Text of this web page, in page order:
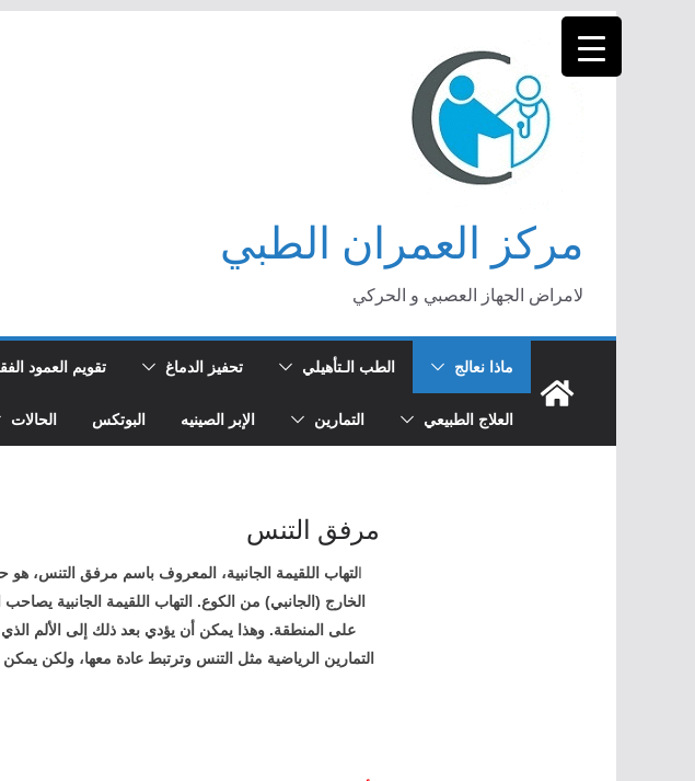
to
مركز العمران الطبي
لامراض الجهاز العصبي و الحركي
ماذا نعالج الطب الـتأهيلي تحفيز الدماغ تقويم العمود
العلاج الطبيعي التمارين الإبر الصينيه البوتكس الحالات
مرفق التنس
التهاب اللقيمة الجانبية، المعروف باسم مرفق التنس،
الخارج (الجانبي) من الكوع. التهاب اللقيمة الجانبية
على المنطقة. وهذا يمكن أن يؤدي بعد ذلك إلى الألم
التمارين الرياضية مثل التنس وترتبط عادة معها، ولكن